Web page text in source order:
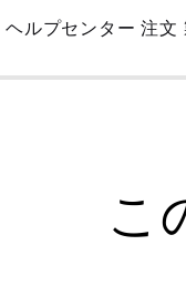
Skip
Main
ヘルプセンター 注文
こ